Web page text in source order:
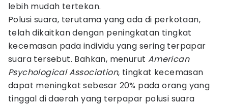
lebih mudah tertekan.
Polusi suara, terutama yang ada di perkotaan,
telah dikaitkan dengan peningkatan tingkat
kecemasan pada individu yang sering terpapar
suara tersebut. Bahkan, menurut American
Psychological Association, tingkat kecemasan
dapat meningkat sebesar 20% pada orang yang
tinggal di daerah yang terpapar polusi suara